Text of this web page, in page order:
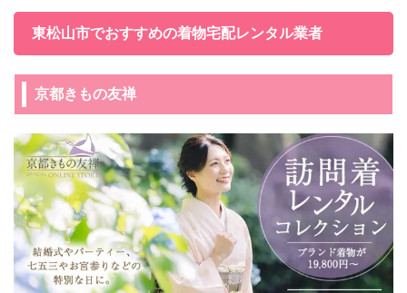
東松山市でおすすめの着物宅配レンタル業者
京都きもの友禅